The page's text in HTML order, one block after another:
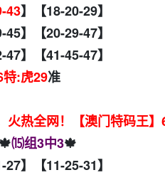
43】【18-20-29】
45】【20-29-47】
47】【41-45-47】
特:虎29准
火热全网！【澳门特码王
🍁⒂组3中3🍁
】【11-25-31】